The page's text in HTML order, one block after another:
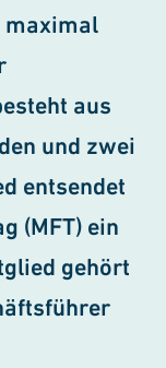
maximal
aus
und zwei
entsendet
(MFT) ein
gehört